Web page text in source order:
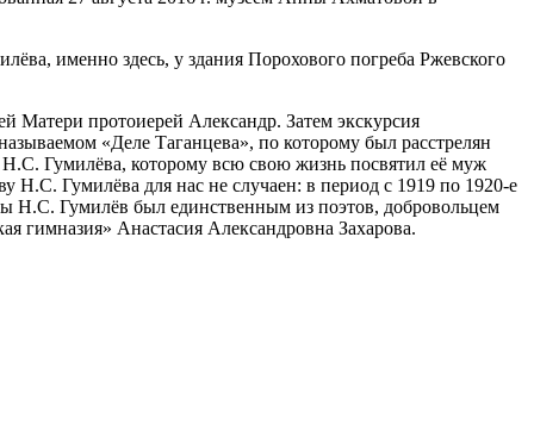
именно здесь, у здания Порохового погреба Ржевского
протоиерей Александр. Затем экскурсия
«Деле Таганцева», по которому был расстрелян
Н.С. Гумилёва, которому всю свою жизнь посвятил её муж
Н.С. Гумилёва для нас не случаен: в период с 1919 по 1920-е
Н.С. Гумилёв был единственным из поэтов, добровольцем
гимназия» Анастасия Александровна Захарова.